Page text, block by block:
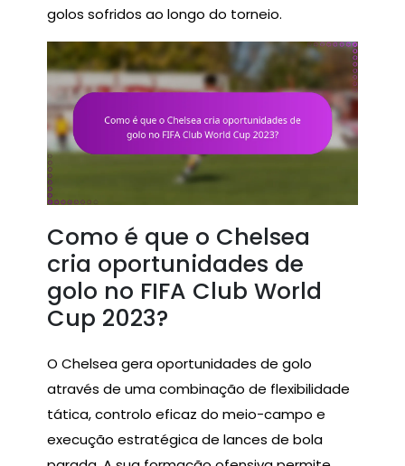
golos sofridos ao longo do torneio.
Como é que o Chelsea
cria oportunidades de
golo no FIFA Club World
Cup 2023?
O Chelsea gera oportunidades de golo
através de uma combinação de flexibilidade
tática, controlo eficaz do meio-campo e
execução estratégica de lances de bola